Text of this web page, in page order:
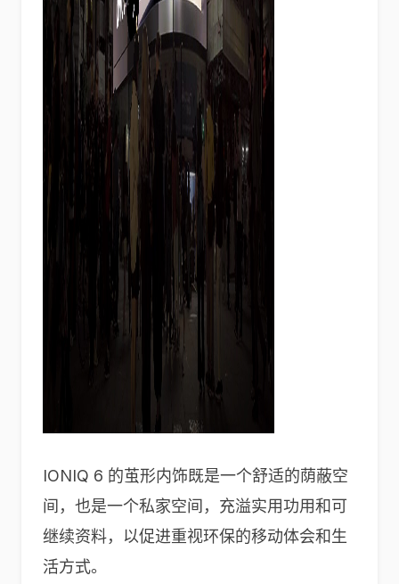
IONIQ 6 的茧形内饰既是一个舒适的荫蔽空
间，也是一个私家空间，充溢实用功用和可
继续资料，以促进重视环保的移动体会和生
活方式。